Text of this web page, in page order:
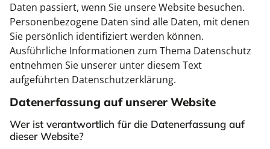
Daten passiert, wenn Sie unsere Website besuchen.
Personenbezogene Daten sind alle Daten, mit denen
Sie persönlich identifiziert werden können.
Ausführliche Informationen zum Thema Datenschutz
entnehmen Sie unserer unter diesem Text
aufgeführten Datenschutzerklärung.
Datenerfassung auf unserer Website
Wer ist verantwortlich für die Datenerfassung auf
dieser Website?